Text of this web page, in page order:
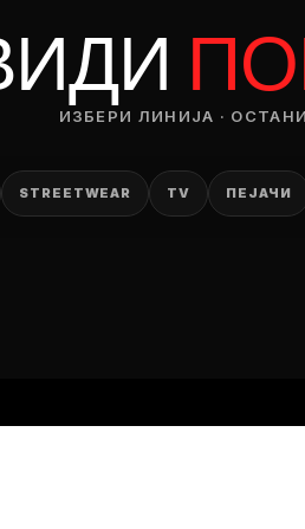
ИЗБЕРИ ЛИНИЈА · ОСТАНИ
STREETWEAR TV ПЕЈАЧИ
— ден
ПЛАТИ ПРИ